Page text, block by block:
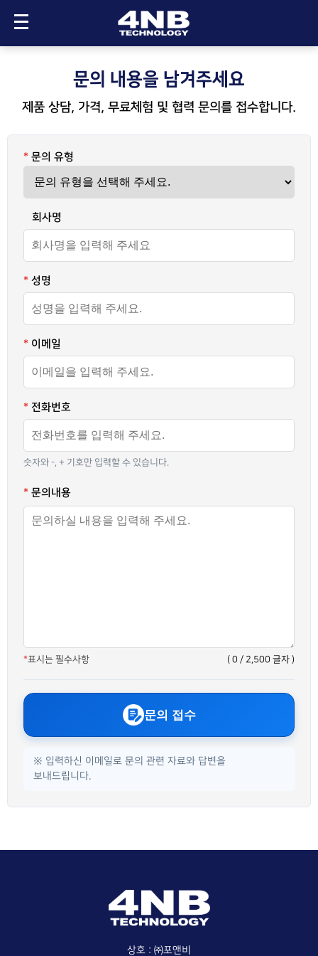
제품 소개
- 상품 플랜
- 가상체험
- 도입 사례
화상회의 (VideoOffice)
- 상품 플랜
- 기술 소개
- 장비 소개
화상교육 (VideoSchool)
안티포렌식 (TraceX)
- 상품 플랜
- 모바일 앱
제품/가격/협력 문의
고객 및 협력사
고객사
공급 현황
고객사 후기
협력사
회사 소개
회사 개요
수상/인증/특허
4NB 소식
4NB 고객센터
02-499-5989
문의 내용을 남겨주세요
제품 상담, 가격, 무료체험 및 협력 문의를 접수합니다.
* 문의 유형
회사명
* 성명
* 이메일
* 전화번호
숫자와 -, + 기호만 입력할 수 있습니다.
* 문의내용
*표시는 필수사항 ( 0 / 2,500 글자 )
문의 접수
※ 입력하신 이메일로 문의 관련 자료와 답변을
보내드립니다.
상호 : ㈜포앤비